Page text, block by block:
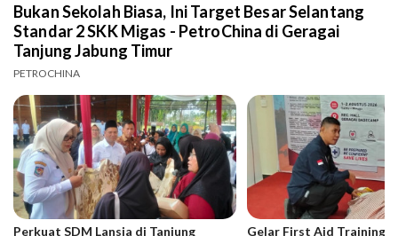
Bukan Sekolah Biasa, Ini Target Besar Selantang
Standar 2 SKK Migas - PetroChina di Geragai
Tanjung Jabung Timur
PETROCHINA
Perkuat SDM Lansia di Tanjung
Gelar First Aid Training